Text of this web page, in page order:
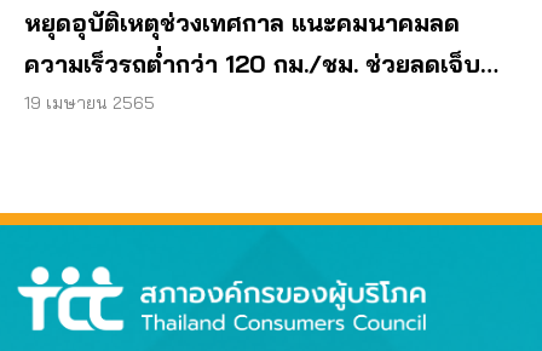
หยุดอุบัติเหตุช่วงเทศกาล แนะคมนาคมลด
ความเร็วรถต่ำกว่า 120 กม./ชม. ช่วยลดเจ็บ
ตายได้
19 เมษายน 2565